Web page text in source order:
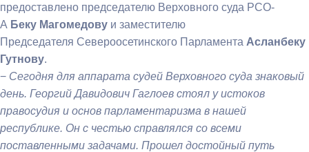
предоставлено председателю Верховного суда РСО-
А Беку Магомедову и заместителю
Председателя Североосетинского Парламента Асланбеку
Гутнову.
− Сегодня для аппарата судей Верховного суда знаковый
день. Георгий Давидович Гаглоев стоял у истоков
правосудия и основ парламентаризма в нашей
республике. Он с честью справлялся со всеми
поставленными задачами. Прошел достойный путь